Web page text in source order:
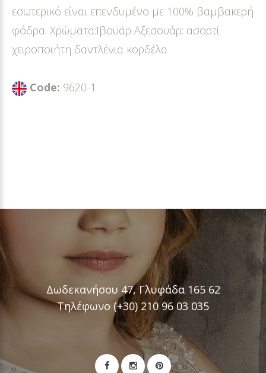
εσωτερικό είναι επενδυμένο με 100% βαμβακερή
φόδρα. Χρώματα:Ιβουάρ Αξεσουάρ: ασορτί
χειροποιήτη δαντλένια κορδέλα
Code: 9620-1
Δωδεκανήσου 47, Γλυφάδα 165 62
Τηλέφωνο (+30) 210 96 03 035